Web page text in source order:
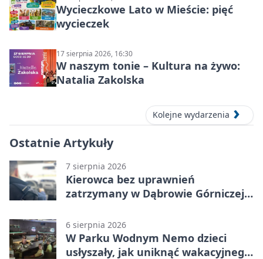
Wycieczkowe Lato w Mieście: pięć
wycieczek
17 sierpnia 2026, 16:30
W naszym tonie – Kultura na żywo:
Natalia Zakolska
Kolejne wydarzenia
Ostatnie Artykuły
7 sierpnia 2026
Kierowca bez uprawnień
zatrzymany w Dąbrowie Górniczej.
6 sierpnia 2026
W Parku Wodnym Nemo dzieci
usłyszały, jak uniknąć wakacyjnego